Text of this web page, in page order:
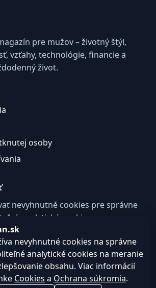
pre mužov – životný štýl,
vzťahy, technológie, financie a
život.
osoby
nevyhnutné cookies pre správne
analytické cookies na
a používateľskej skúsenosti.
design, tvorba webu a SEO –Consultee,
nevyhnutné cookies na správne
analytické cookies na meranie
obsahu. Viac informácií
Cookies a Ochrana súkromia.